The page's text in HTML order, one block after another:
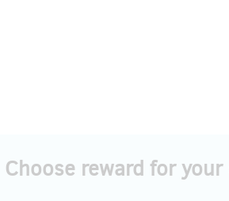
Choose reward for